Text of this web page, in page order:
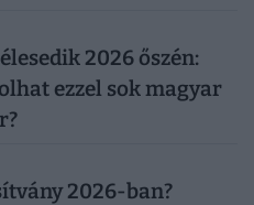
2026 őszén:
ezzel sok magyar
2026-ban?